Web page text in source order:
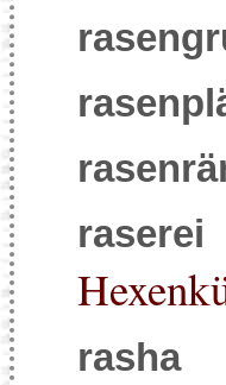
raserei
rasha